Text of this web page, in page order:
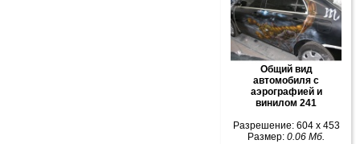
Общий вид
автомобиля с
аэрографией и
винилом 241
Разрешение: 604 x 453
Размер: 0.06 Мб.